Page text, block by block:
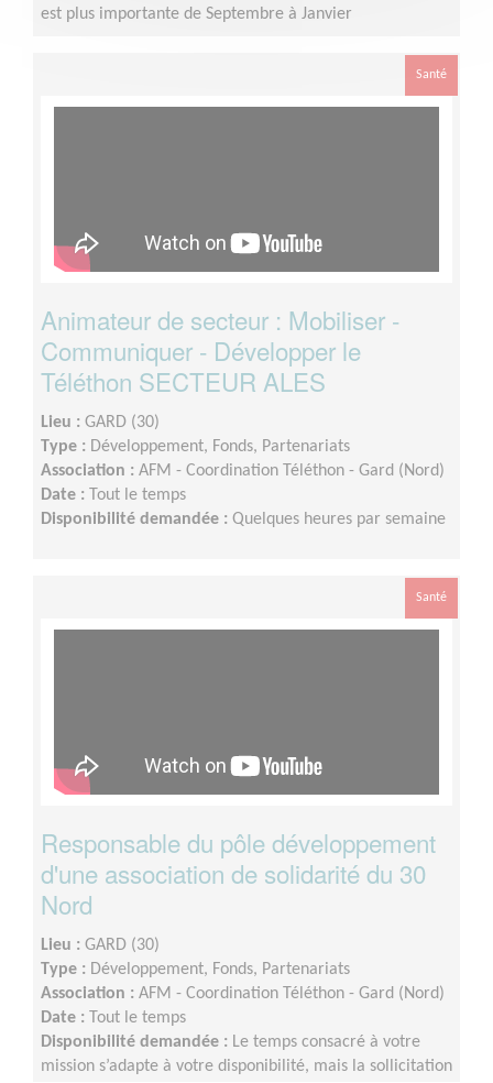
est plus importante de Septembre à Janvier
Santé
Animateur de secteur : Mobiliser -
Communiquer - Développer le
Téléthon SECTEUR ALES
Lieu : GARD (30)
Type : Développement, Fonds, Partenariats
Association : AFM - Coordination Téléthon - Gard (Nord)
Date :
Tout le temps
Disponibilité demandée : Quelques heures par semaine
Santé
Responsable du pôle développement
d'une association de solidarité du 30
Nord
Lieu : GARD (30)
Type : Développement, Fonds, Partenariats
Association : AFM - Coordination Téléthon - Gard (Nord)
Date :
Tout le temps
Disponibilité demandée : Le temps consacré à votre
mission s’adapte à votre disponibilité, mais la sollicitation